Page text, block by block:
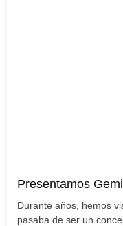
Presentamos
Durante años, hemos
pasaba de ser un